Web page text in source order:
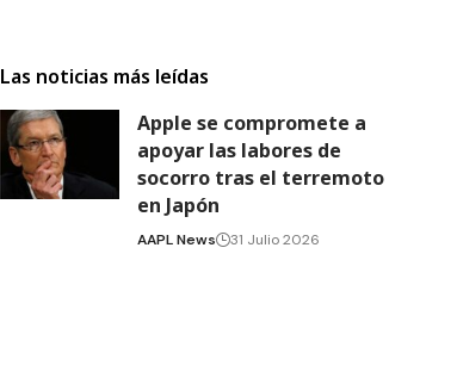
Las noticias más leídas
Apple se compromete a
apoyar las labores de
socorro tras el terremoto
en Japón
AAPL News 31 Julio 2026